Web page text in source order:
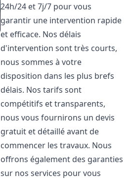
24h/24 et 7j/7 pour vous
garantir une intervention rapide
et efficace. Nos délais
d'intervention sont très courts,
nous sommes à votre
disposition dans les plus brefs
délais. Nos tarifs sont
compétitifs et transparents,
nous vous fournirons un devis
gratuit et détaillé avant de
commencer les travaux. Nous
offrons également des garanties
sur nos services pour vous